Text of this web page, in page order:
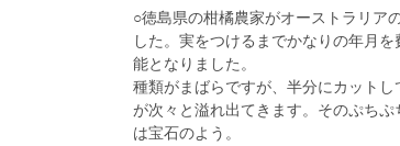
○徳島県の柑橘農家がオーストラリア
した。実をつけるまでかなりの年月
能となりました。
種類がまばらですが、半分にカット
が次々と溢れ出てきます。そのぷち
は宝石のよう。